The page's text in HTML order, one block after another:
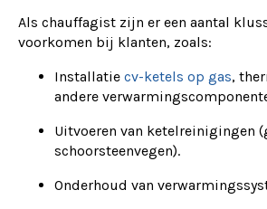
Als chauffagist zijn er een aantal
voorkomen bij klanten, zoals:
Installatie cv-ketels op gas,
andere
Uitvoeren van ketelreinigingen
schoorsteenvegen).
Onderhoud van